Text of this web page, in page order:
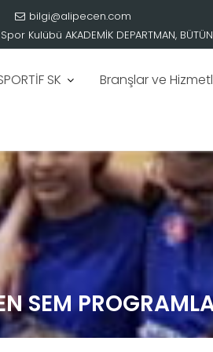
bilgi@alipecen.com
Kulübü AKADEMİK DEPARTMAN,
SK Branşlar ve
SEM